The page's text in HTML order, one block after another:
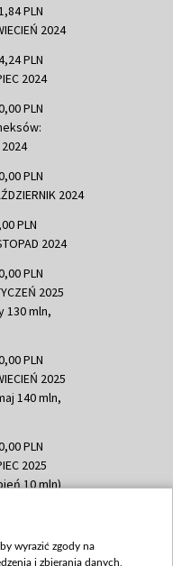
PLN
2024
PLN
2024
PLN
2024
PLN
2024
PLN
2024
PLN
2025
130 mln,
PLN
2025
140 mln,
PLN
2025
10 mln)
PLN
wyrazić zgody na
i zbierania danych,